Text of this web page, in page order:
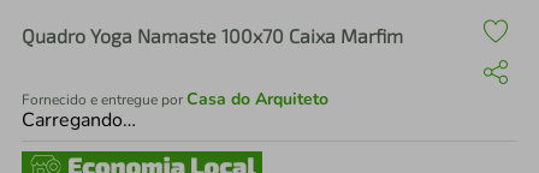
Quadro Yoga Namaste 100x70 Caixa Marfim
Fornecido e entregue porCasa do Arquiteto
Carregando…